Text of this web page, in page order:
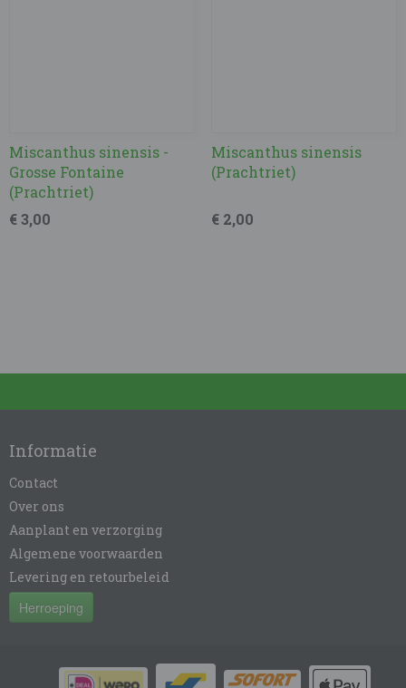
Miscanthus sinensis -
Grosse Fontaine
(Prachtriet)
€ 3,00
Miscanthus sinensis
(Prachtriet)
€ 2,00
Informatie
Contact
Over ons
Aanplant en verzorging
Algemene voorwaarden
Levering en retourbeleid
Herroeping